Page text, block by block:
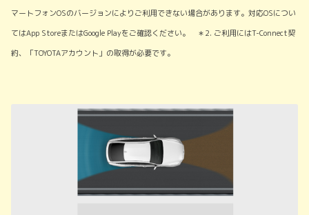
マートフォンOSのバージョンによりご利用できない場合があります。対応OSについ
てはApp StoreまたはGoogle Playをご確認ください。 ＊2. ご利用にはT-Connect契
約、「TOYOTAアカウント」の取得が必要です。